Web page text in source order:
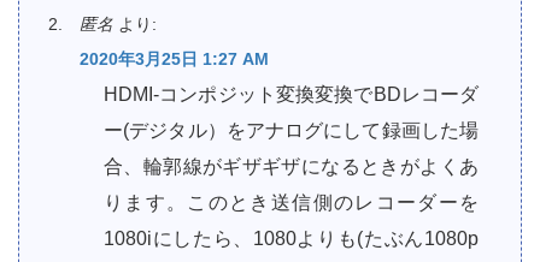
匿名 より:
2020年3月25日 1:27 AM
HDMI-コンポジット変換変換でBDレコーダ
ー(デジタル）をアナログにして録画した場
合、輪郭線がギザギザになるときがよくあ
ります。このとき送信側のレコーダーを
1080iにしたら、1080よりも(たぶん1080p